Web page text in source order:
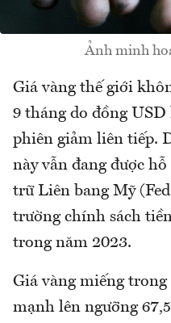
Ảnh minh
Giá vàng thế giới
9 tháng do đồng
phiên giảm liên tiếp.
này vẫn đang được
trữ Liên bang Mỹ
trường chính sách
trong năm 2023.
Giá vàng miếng trong
mạnh lên ngưỡng